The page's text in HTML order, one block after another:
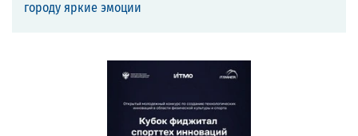
городу яркие эмоции